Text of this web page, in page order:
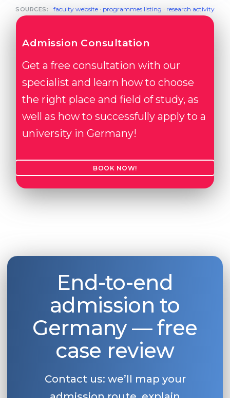
SOURCES: faculty website· programmes listing · research activity
Admission Consultation
Get a free consultation with our
specialist and learn how to choose
the right place and field of study, as
well as how to successfully apply to a
university in Germany!
BOOK NOW!
End-to-end
admission to
Germany — free
case review
Contact us: we’ll map your